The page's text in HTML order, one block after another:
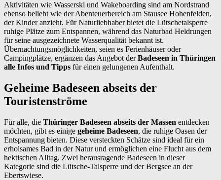
Aktivitäten wie Wasserski und Wakeboarding sind am Nordstrand
ebenso beliebt wie der Abenteuerbereich am Stausee Hohenfelden,
der Kinder anzieht. Für Naturliebhaber bietet die Lütschetalsperre
ruhige Plätze zum Entspannen, während das Naturbad Heldrungen
für seine ausgezeichnete Wasserqualität bekannt ist.
Übernachtungsmöglichkeiten, seien es Ferienhäuser oder
Campingplätze, ergänzen das Angebot derBadeseen in Thüringen
alle Infos und Tipps für einen gelungenen Aufenthalt.
Geheime Badeseen abseits der
Touristenströme
Für alle, die Thüringer Badeseen abseits der Massen entdecken
möchten, gibt es einige geheime Badeseen, die ruhige Oasen der
Entspannung bieten. Diese versteckten Schätze sind ideal für ein
erholsames Bad in der Natur und ermöglichen eine Flucht aus dem
hektischen Alltag. Zwei herausragende Badeseen in dieser
Kategorie sind die Lütsche-Talsperre und der Bergsee an der
Ebertswiese.